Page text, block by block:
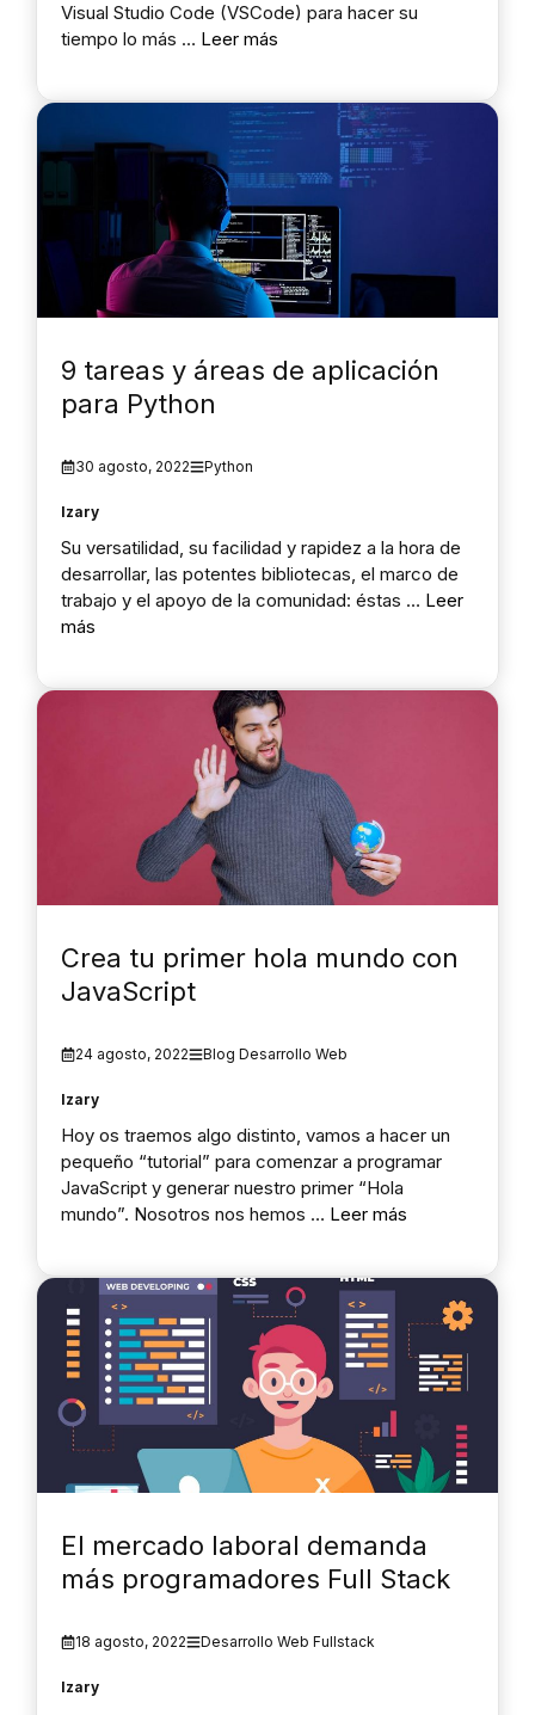
Visual Studio Code (VSCode) para hacer su
tiempo lo más … Leer más
9 tareas y áreas de aplicación
para Python
30 agosto, 2022 Python
Izary
Su versatilidad, su facilidad y rapidez a la hora de
desarrollar, las potentes bibliotecas, el marco de
trabajo y el apoyo de la comunidad: éstas … Leer
más
Crea tu primer hola mundo con
JavaScript
24 agosto, 2022 Blog Desarrollo Web
Izary
Hoy os traemos algo distinto, vamos a hacer un
pequeño “tutorial” para comenzar a programar
JavaScript y generar nuestro primer “Hola
mundo”. Nosotros nos hemos … Leer más
El mercado laboral demanda
más programadores Full Stack
18 agosto, 2022 Desarrollo Web Fullstack
Izary